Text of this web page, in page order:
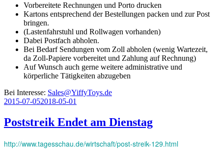
Vorbereitete Rechnungen und Porto drucken
Kartons entsprechend der Bestellungen packen und zur Post
bringen.
(Lastenfahrstuhl und Rollwagen vorhanden)
Dabei Postfach abholen.
Bei Bedarf Sendungen vom Zoll abholen (wenig Wartezeit,
da Zoll-Papiere vorbereitet und Zahlung auf Rechnung)
Auf Wunsch auch gerne weitere administrative und
körperliche Tätigkeiten abzugeben
Bei Interesse: Sales@YiffyToys.de
Veröffentlicht
2015-07-052018-05-01
Poststreik Endet am Dienstag
http://www.tagesschau.de/wirtschaft/post-streik-129.html